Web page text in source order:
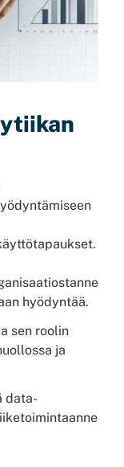
hyödyntää.
sen roolin
ja
data-